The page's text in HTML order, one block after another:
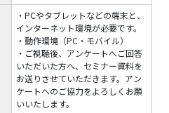
・PCやタブレットなどの端末と、
インターネット環境が必要です。
・動作環境（PC・モバイル）​
・ご視聴後、アンケートへご回答
いただいた方へ、セミナー資料を
お送りさせていただきます。アン
ケートへのご協力をよろしくお願
いいたします。